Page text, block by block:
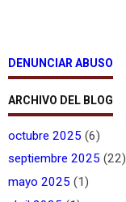
DENUNCIAR ABUSO
ARCHIVO DEL BLOG
octubre 2025 (6)
septiembre 2025 (22)
mayo 2025 (1)